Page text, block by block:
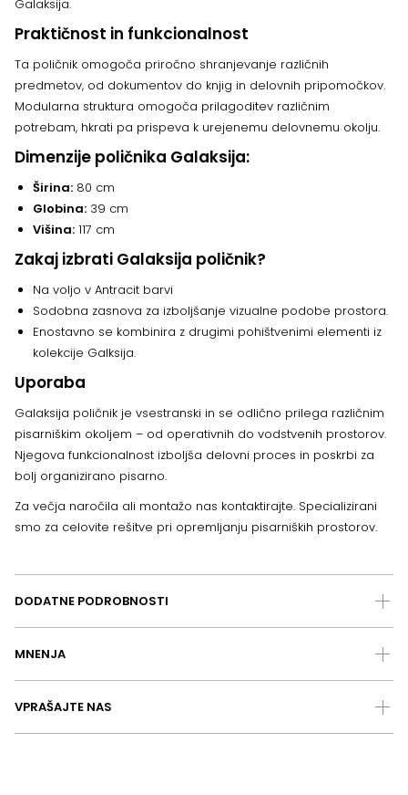
Galaksija.
Praktičnost in funkcionalnost
Ta poličnik omogoča priročno shranjevanje različnih
predmetov, od dokumentov do knjig in delovnih pripomočkov.
Modularna struktura omogoča prilagoditev različnim
potrebam, hkrati pa prispeva k urejenemu delovnemu okolju.
Dimenzije poličnika Galaksija:
Širina: 80 cm
Globina: 39 cm
Višina: 117 cm
Zakaj izbrati Galaksija poličnik?
Na voljo v Antracit barvi
Sodobna zasnova za izboljšanje vizualne podobe prostora.
Enostavno se kombinira z drugimi pohištvenimi elementi iz
kolekcije Galksija.
Uporaba
Galaksija poličnik je vsestranski in se odlično prilega različnim
pisarniškim okoljem – od operativnih do vodstvenih prostorov.
Njegova funkcionalnost izboljša delovni proces in poskrbi za
bolj organizirano pisarno.
Za večja naročila ali montažo nas kontaktirajte. Specializirani
smo za celovite rešitve pri opremljanju pisarniških prostorov.
DODATNE PODROBNOSTI
MNENJA
VPRAŠAJTE NAS